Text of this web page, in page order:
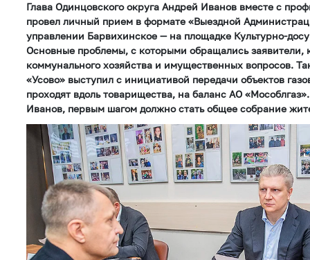
Глава Одинцовского округа Андрей Иванов вместе с
провел личный прием в формате «Выездной
управлении Барвихинское — на площадке Культурно-
Основные проблемы, с которыми обращались заявители,
коммунального хозяйства и имущественных вопросов.
«Усово» выступил с инициативой передачи объектов
проходят вдоль товарищества, на баланс АО
Иванов, первым шагом должно стать общее собрание